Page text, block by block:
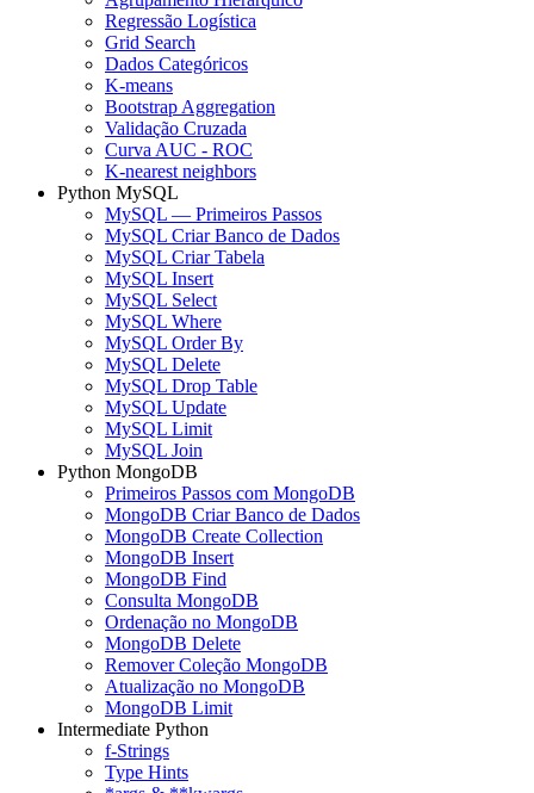
Regressão Logística
Grid Search
Dados Categóricos
K-means
Bootstrap Aggregation
Validação Cruzada
Curva AUC - ROC
K-nearest neighbors
Python MySQL
MySQL — Primeiros Passos
MySQL Criar Banco de Dados
MySQL Criar Tabela
MySQL Insert
MySQL Select
MySQL Where
MySQL Order By
MySQL Delete
MySQL Drop Table
MySQL Update
MySQL Limit
MySQL Join
Python MongoDB
Primeiros Passos com MongoDB
MongoDB Criar Banco de Dados
MongoDB Create Collection
MongoDB Insert
MongoDB Find
Consulta MongoDB
Ordenação no MongoDB
MongoDB Delete
Remover Coleção MongoDB
Atualização no MongoDB
MongoDB Limit
Intermediate Python
f-Strings
Type Hints